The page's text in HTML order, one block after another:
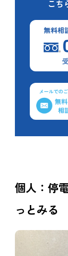
こち
個人：停
っとみる